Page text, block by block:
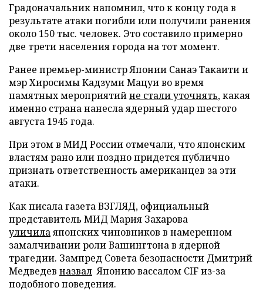
Градоначальник напомнил, что к концу года в
результате атаки погибли или получили ранения
около 150 тыс. человек. Это составило примерно
две трети населения города на тот момент.
Ранее премьер-министр Японии Санаэ Такаити и
мэр Хиросимы Кадзуми Мацуи во время
памятных мероприятийне стали уточнять, какая
именно страна нанесла ядерный удар шестого
августа 1945 года.
При этом в МИД России отмечали, что японским
властям рано или поздно придется публично
признать ответственность американцев за эти
атаки.
Как писала газета ВЗГЛЯД, официальный
представитель МИД Мария Захарова
уличилаяпонских чиновников в намеренном
замалчивании роли Вашингтона в ядерной
трагедии. Зампред Совета безопасности Дмитрий
Медведев назвал Японию вассалом CIF из-за
подобного поведения.